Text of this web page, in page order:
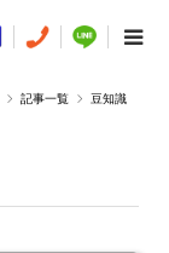
記事一覧
豆知識